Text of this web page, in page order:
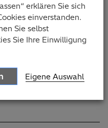
erklären Sie sich
einverstanden.
Sie selbst
Sie Ihre Einwilligung
Eigene Auswahl